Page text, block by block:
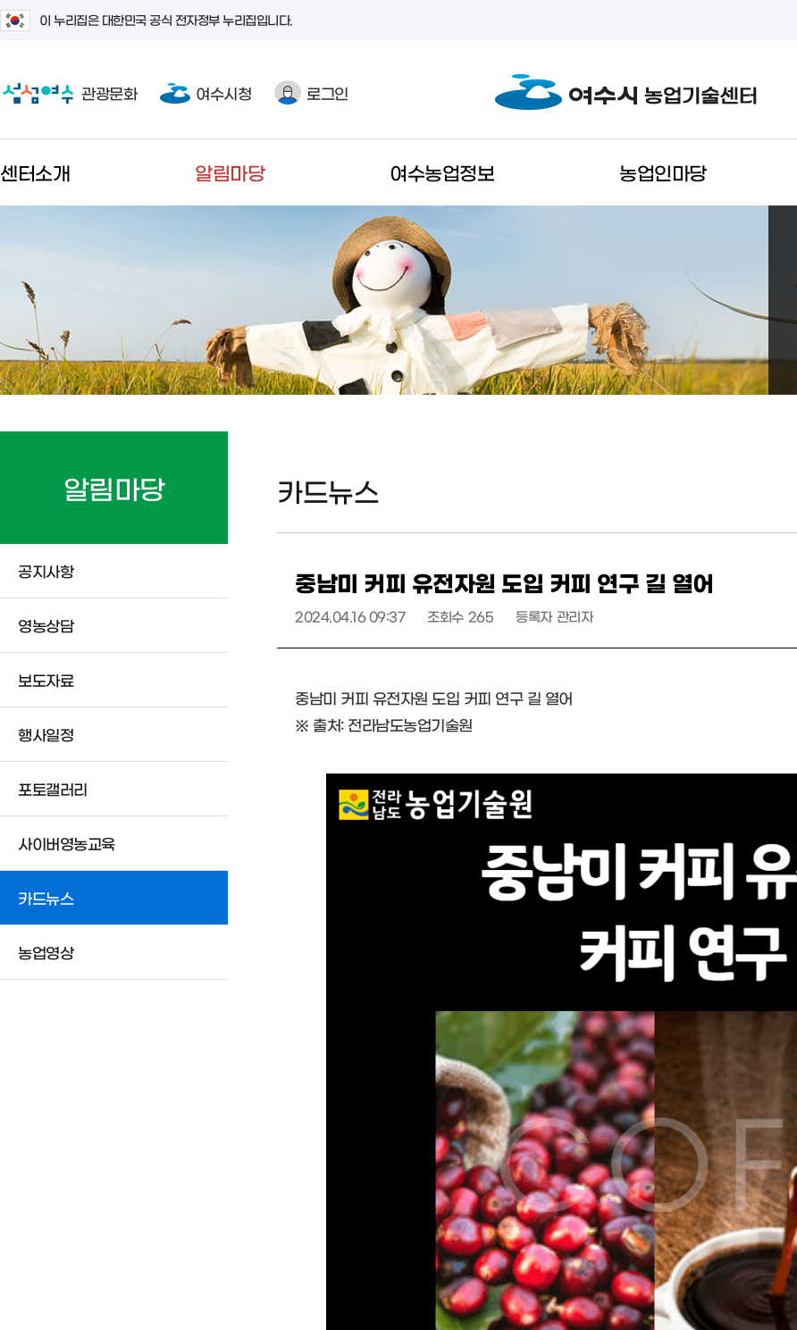
이 누리집은 대한민국 공식 전자정부 누리집입니다.
관광문화 여수시청 로그인
센터소개 알림마당 여수농업정보 농업인마당
알림마당
공지사항
영농상담
보도자료
행사일정
포토갤러리
사이버영농교육
카드뉴스
농업영상
카드뉴스
중남미 커피 유전자원 도입 커피 연구 길 열어
2024.04.16 09:37 조회수 265 등록자 관리자
중남미 커피 유전자원 도입 커피 연구 길 열어
※ 출처: 전라남도농업기술원